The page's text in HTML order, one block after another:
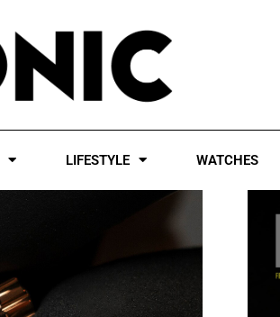
LIFESTYLE WATCHES